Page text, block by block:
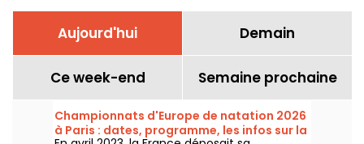
Aujourd'hui Demain
Ce week-end Semaine prochaine
Championnats d'Europe de natation 2026
à Paris : dates, programme, les infos sur la